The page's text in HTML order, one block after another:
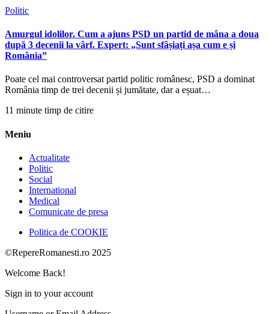
Politic
Amurgul idolilor. Cum a ajuns PSD un partid de mâna a doua
după 3 decenii la vârf. Expert: „Sunt sfâșiați așa cum e și
România”
Poate cel mai controversat partid politic românesc, PSD a dominat
România timp de trei decenii și jumătate, dar a eșuat…
11 minute timp de citire
Meniu
Actualitate
Politic
Social
International
Medical
Comunicate de presa
Politica de COOKIE
©RepereRomanesti.ro 2025
Welcome Back!
Sign in to your account